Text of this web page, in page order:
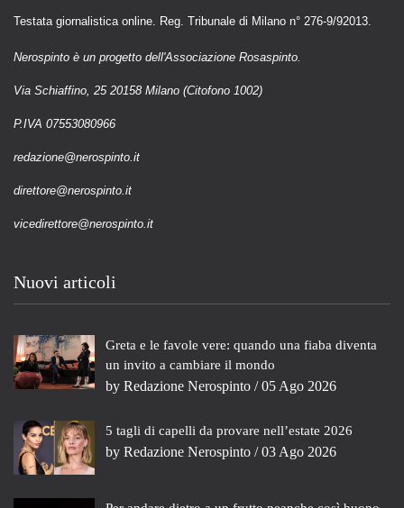
Testata giornalistica online. Reg. Tribunale di Milano n° 276-9/92013.
Nerospinto è un progetto dell'Associazione Rosaspinto.
Via Schiaffino, 25 20158 Milano (Citofono 1002)
P.IVA 07553080966
redazione@nerospinto.it
direttore@nerospinto.it
vicedirettore@nerospinto.it
Nuovi articoli
Greta e le favole vere: quando una fiaba diventa
un invito a cambiare il mondo
by Redazione Nerospinto / 05 Ago 2026
5 tagli di capelli da provare nell’estate 2026
by Redazione Nerospinto / 03 Ago 2026